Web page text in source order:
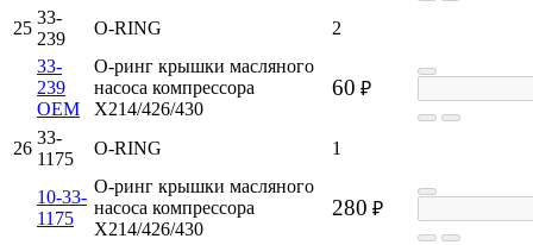
25
33-
239
O-RING
2
33-
239
OEM
О-ринг крышки масляного
насоса компрессора
X214/426/430
60 ₽
26
33-
1175
O-RING 1
10-33-
1175
О-ринг крышки масляного
насоса компрессора
X214/426/430
280 ₽